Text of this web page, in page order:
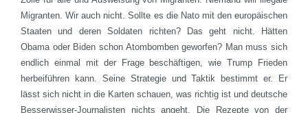
Migranten. Wir auch nicht. Sollte es die Nato mit den europäischen
Staaten und deren Soldaten richten? Das geht nicht. Hätten
Obama oder Biden schon Atombomben geworfen? Man muss sich
endlich einmal mit der Frage beschäftigen, wie Trump Frieden
herbeiführen kann. Seine Strategie und Taktik bestimmt er. Er
lässt sich nicht in die Karten schauen, was richtig ist und deutsche
Besserwisser-Journalisten nichts angeht. Die Rezepte von der